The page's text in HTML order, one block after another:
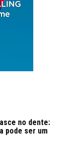
no dente:
pode ser um